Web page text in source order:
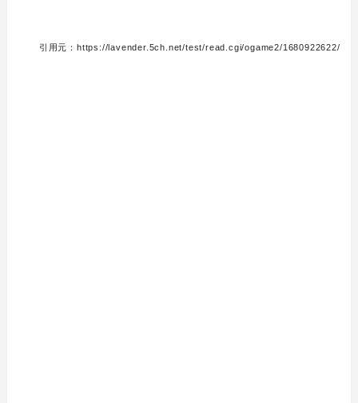
引用元：https://lavender.5ch.net/test/read.cgi/ogame2/1680922622/